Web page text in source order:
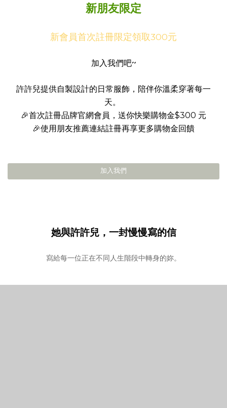
新朋友限定
新會員首次註冊限定領取300元
加入我們吧~
許許兒提供自製設計的日常服飾，陪伴你溫柔穿著每一
天。
🎉首次註冊品牌官網會員，送你快樂購物金$300 元
🎉使用朋友推薦連結註冊再享更多購物金回饋
加入我們
她與許許兒，一封慢慢寫的信
寫給每一位正在不同人生階段中轉身的妳。